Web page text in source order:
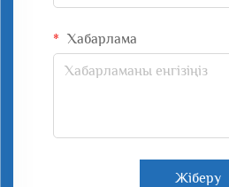
Хабарлама
Жіберу